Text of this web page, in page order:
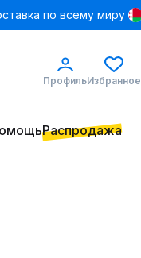
по всему миру
ПрофильИзбранное
Распродажа